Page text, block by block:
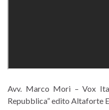
Avv. Marco Mori – Vox
Repubblica” edito Altaforte